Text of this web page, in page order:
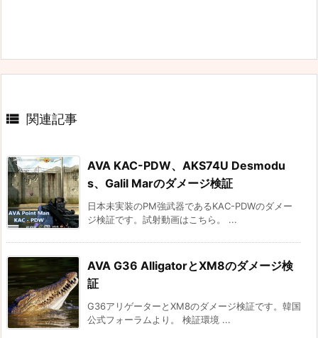
 関連記事
AVA KAC-PDW、AKS74U Desmodu
s、Galil Marのダメージ検証
日本未実装のPM強武器であるKAC-PDWのダメー
ジ検証です。試射動画はこちら。 ...
AVA G36 AlligatorとXM8のダメージ検
証
G36アリゲーターとXM8のダメージ検証です。韓国
公式フォーラムより。 検証環境 ...